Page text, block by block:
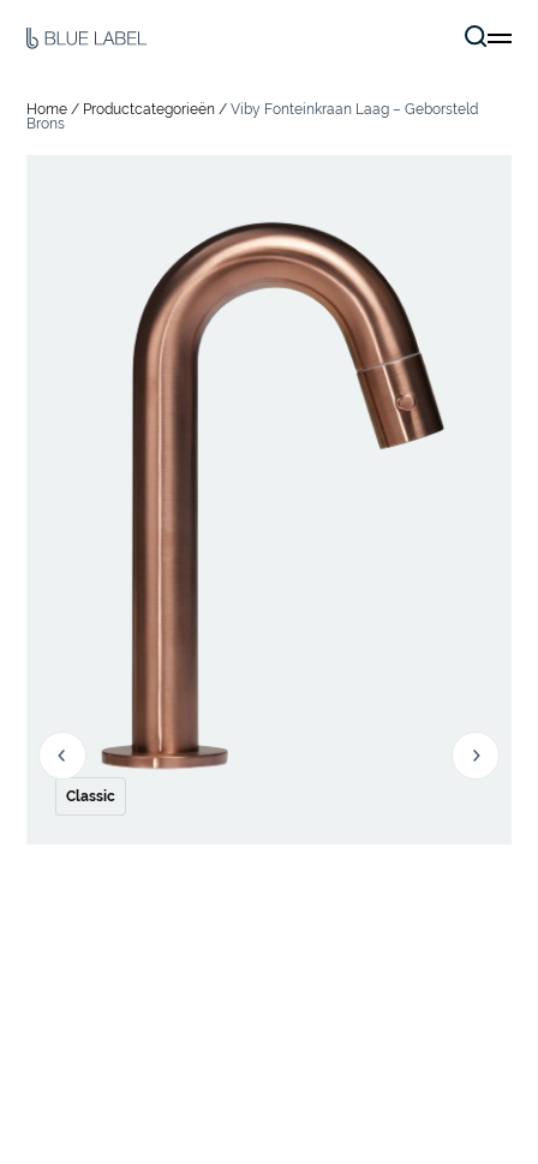
Home / Productcategorieën /Viby Fonteinkraan Laag – Geborsteld
Brons
Classic